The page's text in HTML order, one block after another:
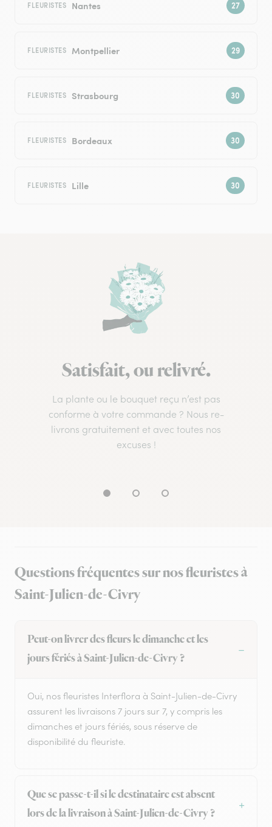
FLEURISTES Nantes
FLEURISTES Montpellier
FLEURISTES Strasbourg
FLEURISTES Bordeaux
FLEURISTES Lille
Satisfait, ou relivré.
La plante ou le bouquet reçu n’est pas
conforme à votre commande ? Nous re-
livrons gratuitement et avec toutes nos
excuses !
Questions fréquentes sur nos fleuristes à
Saint-Julien-de-Civry
Peut-on livrer des fleurs le dimanche et les
jours fériés à Saint-Julien-de-Civry ?
Oui, nos fleuristes Interflora à Saint-Julien-de-Civry
assurent les livraisons 7 jours sur 7, y compris les
dimanches et jours fériés, sous réserve de
disponibilité du fleuriste.
Que se passe-t-il si le destinataire est absent
lors de la livraison à Saint-Julien-de-Civry ?